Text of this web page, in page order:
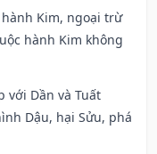
Kim, ngoại trừ
hành Kim không
với Dần và Tuất
Dậu, hại Sửu, phá